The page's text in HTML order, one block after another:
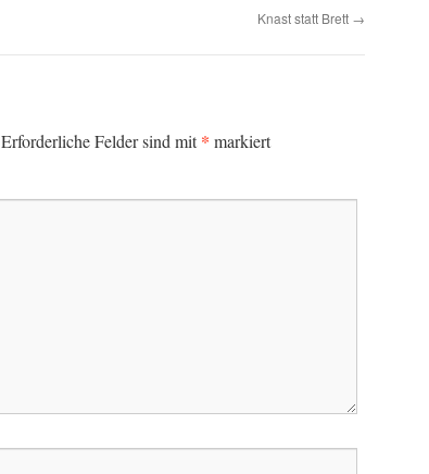
Knast statt Brett →
Erforderliche Felder sind mit* markiert